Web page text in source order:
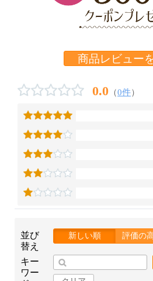
商品レビュー
0.0 （0件）
並び
替え
新しい順 評価の
キー
ワー